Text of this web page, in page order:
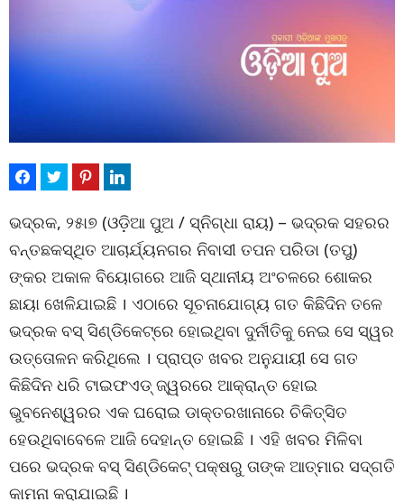
ଭଦ୍ରକ, ୨୫ା୭ (ଓଡ଼ିଆ ପୁଅ / ସ୍ନିଗ୍ଧା ରାୟ) – ଭଦ୍ରକ ସହରର
ବନ୍ତଛକସ୍ଥିତ ଆଚାର୍ଯ୍ୟନଗର ନିବାସୀ ତପନ ପରିଡା (ତପୁ)
ଙ୍କର ଅକାଳ ବିୟୋଗରେ ଆଜି ସ୍ଥାନୀୟ ଅଂଚଳରେ ଶୋକର
ଛାୟା ଖେଳିଯାଇଛି । ଏଠାରେ ସୂଚନାଯୋଗ୍ୟ ଗତ କିଛିଦିନ ତଳେ
ଭଦ୍ରକ ବସ୍ ସିଣ୍ଡିକେଟ୍‌ରେ ହୋଇଥିବା ଦୁର୍ନୀତିକୁ ନେଇ ସେ ସ୍ୱର
ଉତ୍ତୋଳନ କରିଥିଲେ । ପ୍ରାପ୍ତ ଖବର ଅନୁଯାୟୀ ସେ ଗତ
କିଛିଦିନ ଧରି ଟାଇଫଏଡ୍ ଜ୍ୱରରେ ଆକ୍ରାନ୍ତ ହୋଇ
ଭୁବନେଶ୍ୱରର ଏକ ଘରୋଇ ଡାକ୍ତରଖାନାରେ ଚିକିତ୍ସିତ
ହେଉଥିବାବେଳେ ଆଜି ଦେହାନ୍ତ ହୋଇଛି । ଏହି ଖବର ମିଳିବା
ପରେ ଭଦ୍ରକ ବସ୍ ସିଣ୍ଡିକେଟ୍ ପକ୍ଷରୁ ତାଙ୍କ ଆତ୍ମାର ସଦ୍‌ଗତି
କାମନା କରାଯାଇଛି ।